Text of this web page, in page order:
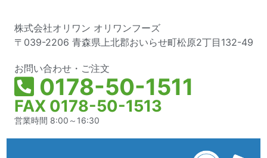
株式会社オリワン オリワンフーズ
〒039-2206 青森県上北郡おいらせ町松原2丁目132-49
お問い合わせ・ご注文
0178-50-1511
FAX 0178-50-1513
営業時間 8:00～16:30